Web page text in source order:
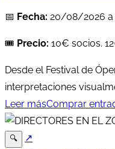
📅 Fecha: 20/08/2026 a
🎟️ Precio: 10€ socios.
Desde el Festival de
interpretaciones
Leer másComprar
🔍
↗